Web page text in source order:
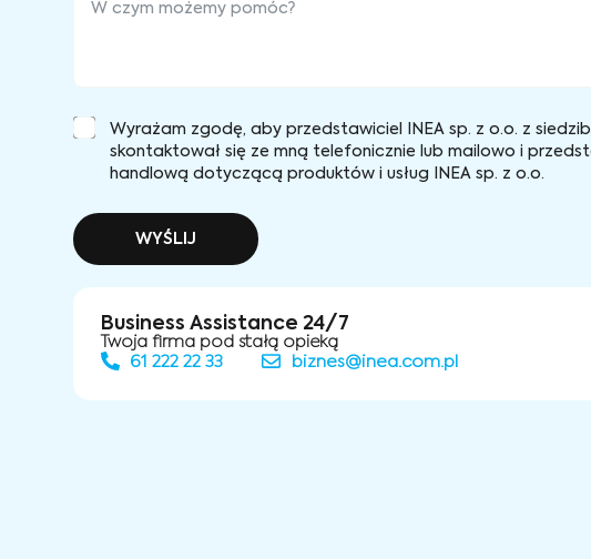
Wyrażam zgodę, aby przedstawiciel INEA sp. z o.o. z
skontaktował się ze mną telefonicznie lub mailowo i
handlową dotyczącą produktów i usług INEA sp. z o.o.
WYŚLIJ
Business Assistance 24/7
Twoja firma pod stałą opieką
61 222 22 33
biznes@inea.com.pl